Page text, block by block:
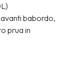
babordo,
prua in